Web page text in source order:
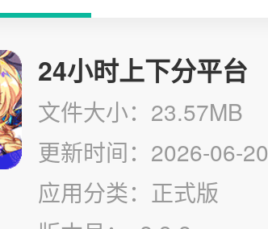
24小时上下分平台
文件大小：23.57MB
更新时间：2026-06-20
应用分类：正式版